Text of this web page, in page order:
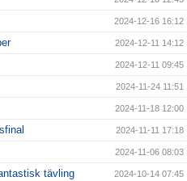
2024-12-16 16:12
2024-12-11 14:12
2024-12-11 09:45
2024-11-24 11:51
2024-11-18 12:00
2024-11-11 17:18
2024-11-06 08:03
tävling 2024-10-14 07:45